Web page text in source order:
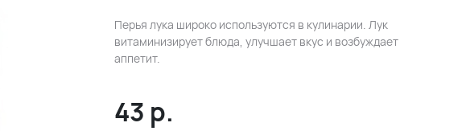
Перья лука широко используются в кулинарии. Лук
витаминизирует блюда, улучшает вкус и возбуждает
аппетит.
43 р.